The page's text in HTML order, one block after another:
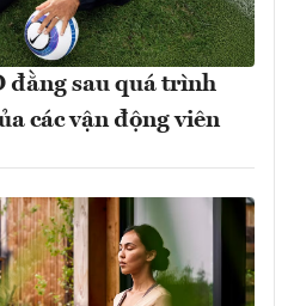
đằng sau quá trình
các vận động viên